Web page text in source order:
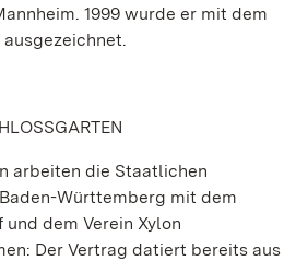
1999 wurde er mit dem
arbeiten die Staatlichen
Württemberg mit dem
dem Verein Xylon
Der Vertrag datiert bereits aus